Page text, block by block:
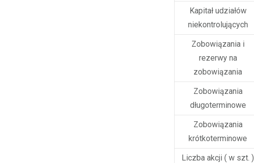
Kapitał udziałów
niekontrolujących
Zobowiązania i
rezerwy na
zobowiązania
Zobowiązania
długoterminowe
Zobowiązania
krótkoterminowe
Liczba akcji ( w szt. )